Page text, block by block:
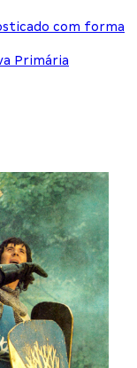
com forma
Primária